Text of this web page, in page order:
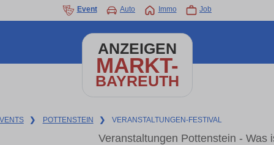
Event Auto Immo Job
ANZEIGEN
MARKT-
BAYREUTH
❯ POTTENSTEIN ❯ VERANSTALTUNGEN-FESTIVAL
Veranstaltungen Pottenstein - Was